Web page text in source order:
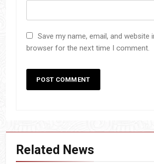
Save my name, email, and website
browser for the next time I comment.
Related News